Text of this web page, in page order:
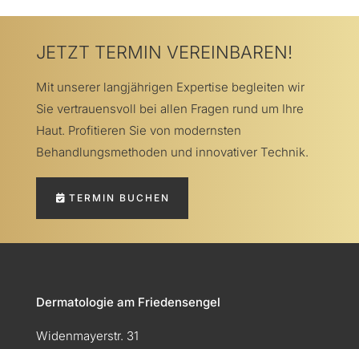
JETZT TERMIN VEREINBAREN!
Mit unserer langjährigen Expertise begleiten wir
Sie vertrauensvoll bei allen Fragen rund um Ihre
Haut. Profitieren Sie von modernsten
Behandlungsmethoden und innovativer Technik.
TERMIN BUCHEN
Dermatologie am Friedensengel
Widenmayerstr. 31